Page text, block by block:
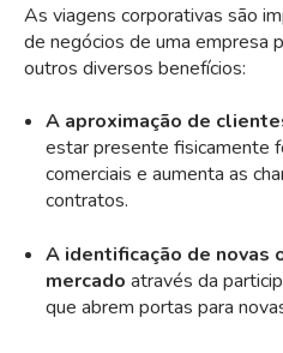
As viagens corporativas são
de negócios de uma empresa
outros diversos benefícios:
A aproximação de
estar presente fisicamente
comerciais e aumenta as
contratos.
A identificação de novas
mercado através da
que abrem portas para